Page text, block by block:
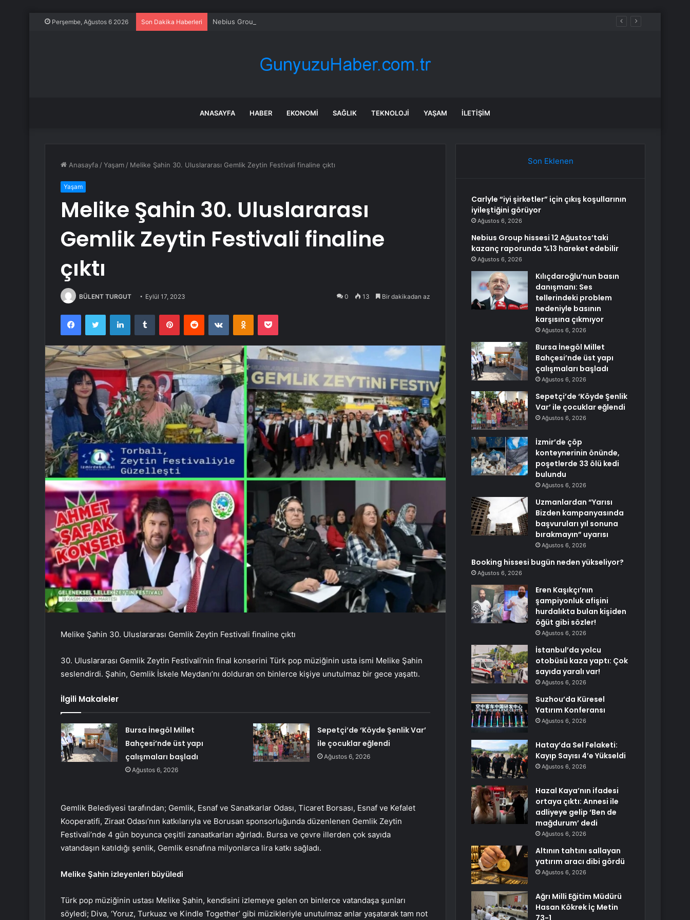
Perşembe, Ağustos 6 2026 Son Dakika Haberleri Nebius Group hissesi 12 Ağustos’taki kazanç raporunda %13 hareket edebilir
ANASAYFA HABER EKONOMI SAĞLIK TEKNOLOJI YAŞAM İLETIŞIM
Anasayfa /Yaşam / Melike Şahin 30. Uluslararası Gemlik Zeytin Festivali finaline çıktı
Yaşam
Melike Şahin 30. Uluslararası
Gemlik Zeytin Festivali finaline
çıktı
BÜLENT TURGUT Eylül 17, 2023 0 13 Bir dakikadan az
FacebookTwitter LinkedInTumblr PinterestReddit VKontakteOdnoklassniki
Pocket
Melike Şahin 30. Uluslararası Gemlik Zeytin Festivali finaline çıktı
30. Uluslararası Gemlik Zeytin Festivali’nin final konserini Türk pop müziğinin usta ismi Melike Şahin
seslendirdi. Şahin, Gemlik İskele Meydanı’nı dolduran on binlerce kişiye unutulmaz bir gece yaşattı.
İlgili Makaleler
Bursa İnegöl Millet
Bahçesi’nde üst yapı
çalışmaları başladı
Ağustos 6, 2026
Sepetçi’de ‘Köyde Şenlik Var’
ile çocuklar eğlendi
Ağustos 6, 2026
Gemlik Belediyesi tarafından; Gemlik, Esnaf ve Sanatkarlar Odası, Ticaret Borsası, Esnaf ve Kefalet
Kooperatifi, Ziraat Odası’nın katkılarıyla ve Borusan sponsorluğunda düzenlenen Gemlik Zeytin
Festivali’nde 4 gün boyunca çeşitli zanaatkarları ağırladı. Bursa ve çevre illerden çok sayıda
vatandaşın katıldığı şenlik, Gemlik esnafına milyonlarca lira katkı sağladı.
Melike Şahin izleyenleri büyüledi
Türk pop müziğinin ustası Melike Şahin, kendisini izlemeye gelen on binlerce vatandaşa şunları
söyledi; Diva, ‘Yoruz, Turkuaz ve Kindle Together’ gibi müzikleriyle unutulmaz anlar yaşatarak tam not
Son Eklenen
Carlyle “iyi şirketler” için çıkış koşullarının
iyileştiğini görüyor
Ağustos 6, 2026
Nebius Group hissesi 12 Ağustos’taki
kazanç raporunda %13 hareket edebilir
Ağustos 6, 2026
Kılıçdaroğlu’nun basın
danışmanı: Ses
tellerindeki problem
nedeniyle basının
karşısına çıkmıyor
Ağustos 6, 2026
Bursa İnegöl Millet
Bahçesi’nde üst yapı
çalışmaları başladı
Ağustos 6, 2026
Sepetçi’de ‘Köyde Şenlik
Var’ ile çocuklar eğlendi
Ağustos 6, 2026
İzmir’de çöp
konteynerinin önünde,
poşetlerde 33 ölü kedi
bulundu
Ağustos 6, 2026
Uzmanlardan “Yarısı
Bizden kampanyasında
başvuruları yıl sonuna
bırakmayın” uyarısı
Ağustos 6, 2026
Booking hissesi bugün neden yükseliyor?
Ağustos 6, 2026
Eren Kaşıkçı’nın
şampiyonluk afişini
hurdalıkta bulan kişiden
öğüt gibi sözler!
Ağustos 6, 2026
İstanbul’da yolcu
otobüsü kaza yaptı: Çok
sayıda yaralı var!
Ağustos 6, 2026
Suzhou’da Küresel
Yatırım Konferansı
Ağustos 6, 2026
Hatay’da Sel Felaketi:
Kayıp Sayısı 4’e Yükseldi
Ağustos 6, 2026
Hazal Kaya’nın ifadesi
ortaya çıktı: Annesi ile
adliyeye gelip ‘Ben de
mağdurum’ dedi
Ağustos 6, 2026
Altının tahtını sallayan
yatırım aracı dibi gördü
Ağustos 6, 2026
Ağrı Milli Eğitim Müdürü
Hasan Kökrek İç Metin
73-1